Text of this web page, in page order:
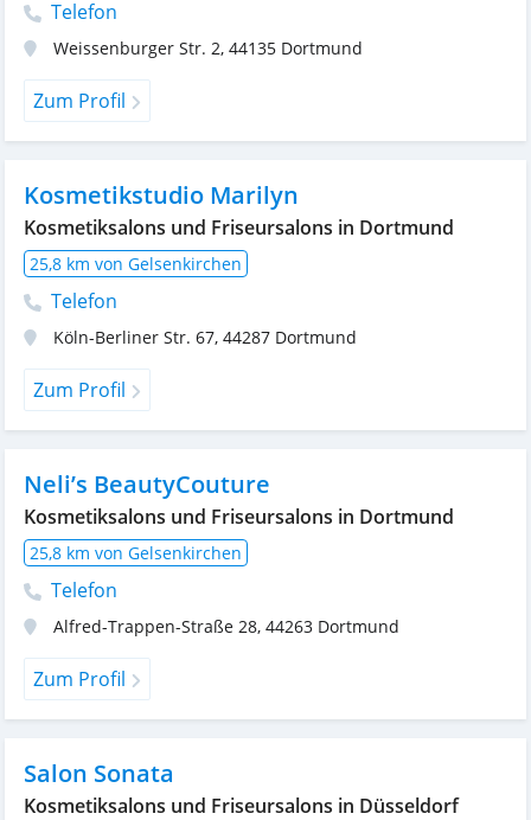
Telefon
Weissenburger Str. 2, 44135 Dortmund
Zum Profil
Kosmetikstudio Marilyn
Kosmetiksalons und Friseursalons in Dortmund
25,8 km von Gelsenkirchen
Telefon
Köln-Berliner Str. 67, 44287 Dortmund
Zum Profil
Neli’s BeautyCouture
Kosmetiksalons und Friseursalons in Dortmund
25,8 km von Gelsenkirchen
Telefon
Alfred-Trappen-Straße 28, 44263 Dortmund
Zum Profil
Salon Sonata
Kosmetiksalons und Friseursalons in Düsseldorf